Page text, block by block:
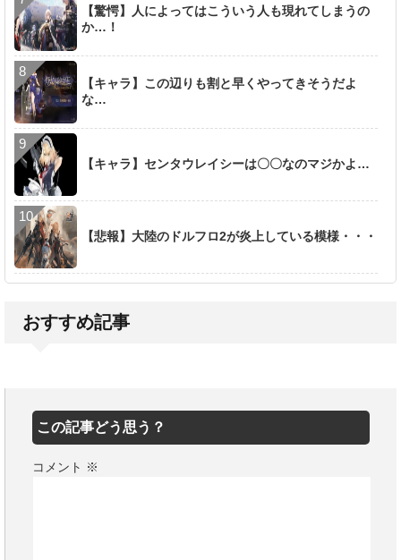
【驚愕】人によってはこういう人も現れてしまうの
か…！
【キャラ】この辺りも割と早くやってきそうだよ
な…
【キャラ】センタウレイシーは〇〇なのマジかよ…
【悲報】大陸のドルフロ2が炎上している模様・・・
おすすめ記事
この記事どう思う？
コメント ※